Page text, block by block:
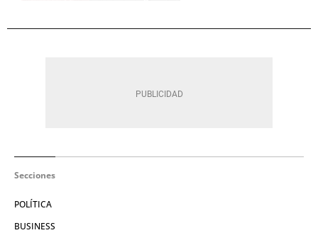
Secciones
POLÍTICA
BUSINESS